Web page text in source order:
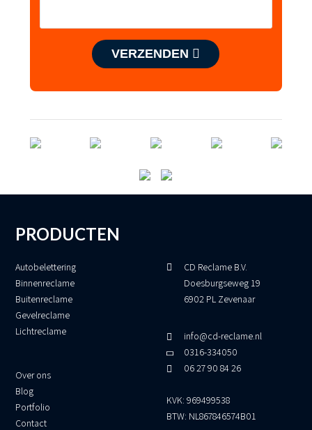
VERZENDEN
PRODUCTEN
Autobelettering
Binnenreclame
Buitenreclame
Gevelreclame
Lichtreclame
Over ons
Blog
Portfolio
Contact
CD Reclame B.V.
Doesburgseweg 19
6902 PL Zevenaar
info@cd-reclame.nl
0316-334050
06 27 90 84 26
KVK: 969499538
BTW: NL867846574B01